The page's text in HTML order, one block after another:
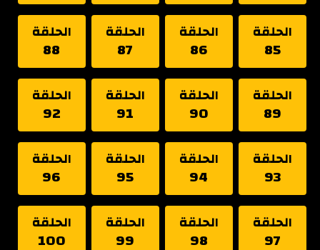
الحلقة
85
الحلقة
86
الحلقة
87
الحلقة
88
الحلقة
89
الحلقة
90
الحلقة
91
الحلقة
92
الحلقة
93
الحلقة
94
الحلقة
95
الحلقة
96
الحلقة
97
الحلقة
98
الحلقة
99
الحلقة
100